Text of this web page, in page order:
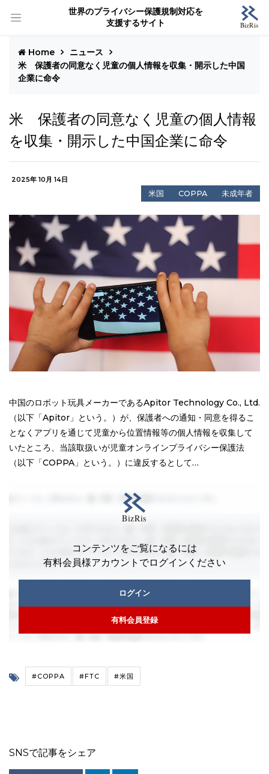
世界のプライバシー保護規制対応を
支援するサイト
Home
ニュース
米 保護者の同意なく児童の個人情報を収集・開示した中国
企業に命令
米 保護者の同意なく児童の個人情報
を収集・開示した中国企業に命令
2025年 10月 14日
米国 COPPA 未成年者
中国のロボット玩具メーカーであるApitor Technology Co., Ltd.
（以下「Apitor」という。）が、保護者への通知・同意を得るこ
となくアプリを通じて児童から位置情報等の個人情報を収集して
いたところ、当該取扱いが児童オンラインプライバシー保護法
（以下「COPPA」という。）に違反するとして…
コンテンツをご覧になるには
有料会員様アカウントでログインください
ログイン
有料会員登録
#COPPA #FTC #米国
SNSで記事をシェア